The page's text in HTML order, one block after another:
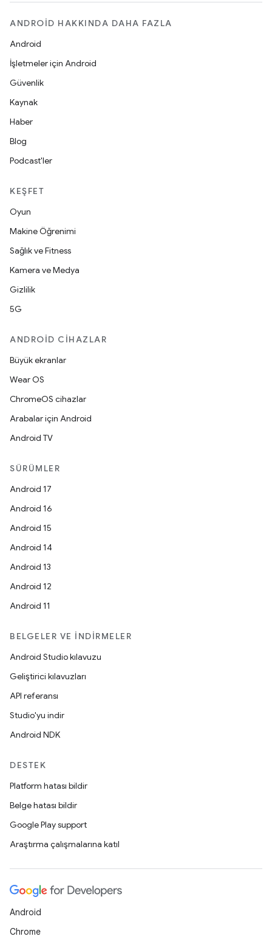
ANDROID HAKKINDA DAHA FAZLA
Android
İşletmeler için Android
Güvenlik
Kaynak
Haber
Blog
Podcast'ler
KEŞFET
Oyun
Makine Öğrenimi
Sağlık ve Fitness
Kamera ve Medya
Gizlilik
5G
ANDROID CIHAZLAR
Büyük ekranlar
Wear OS
ChromeOS cihazlar
Arabalar için Android
Android TV
SÜRÜMLER
Android 17
Android 16
Android 15
Android 14
Android 13
Android 12
Android 11
BELGELER VE İNDIRMELER
Android Studio kılavuzu
Geliştirici kılavuzları
API referansı
Studio'yu indir
Android NDK
DESTEK
Platform hatası bildir
Belge hatası bildir
Google Play support
Araştırma çalışmalarına katıl
Android
Chrome